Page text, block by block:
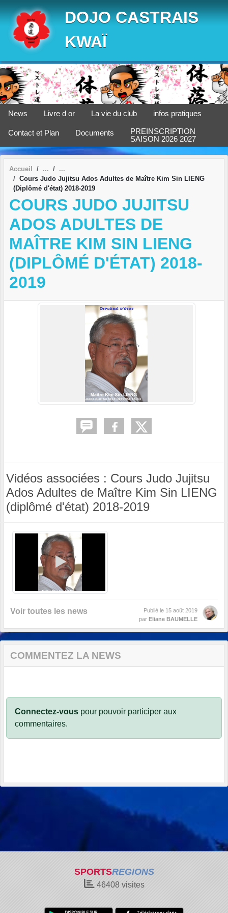
DOJO CASTRAIS
KWAÏ
News Livre d or La vie du club infos pratiques
Contact et Plan Documents
PREINSCRIPTION
SAISON 2026 2027
Accueil
Cours Judo Jujitsu Ados Adultes de Maître Kim Sin LIENG
(Diplômé d'état) 2018-2019
COURS JUDO JUJITSU
ADOS ADULTES DE
MAÎTRE KIM SIN LIENG
(DIPLÔMÉ D'ÉTAT) 2018-
2019
Vidéos associées : Cours Judo Jujitsu
Ados Adultes de Maître Kim Sin LIENG
(diplômé d'état) 2018-2019
Voir toutes les news Publié le 15 août 2019
par Eliane BAUMELLE
COMMENTEZ LA NEWS
Connectez-vous pour pouvoir participer aux
commentaires.
SPORTSREGIONS
46408visites
Panneau de gestion des cookies